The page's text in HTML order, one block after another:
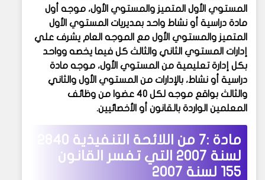
المستوي الأول المتميز والمستوي الأول، موجه أول
مادة دراسية أو نشاط واحد بمديريات المستوي الأول
المتميز والمستوي الأول مع الموجه العام يشرف علي
إدارات المستوي الثاني والثالث كل فيما يخصه وواحد
بكل إدارة تعليمية من المستوي الأول، موجه مادة
دراسية أو نشاط، بالإدارات من المستوي الأول والثاني
والثالث بواقع موجه لكل 40 عضوا من وظائف
المعلمين الواردة بالقانون أو الأخصائيين.
مادة :7 من
اللائحة التنفيذية 2840
لسنة 2007 التي تفسر القانون
155 لسنة 2007